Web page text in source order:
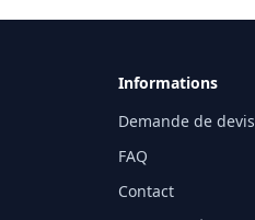
Informations
Demande de devis
FAQ
Contact